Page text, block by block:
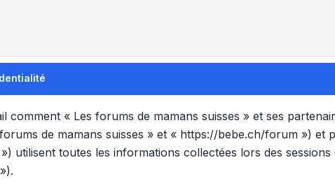
comment « Les forums de mamans suisses » et ses
de mamans suisses » et « https://bebe.ch/forum ») et
utilisent toutes les informations collectées lors des sessions